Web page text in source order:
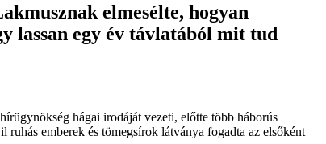
elmesélte, hogyan
lassan egy év távlatából mit tud
hágai irodáját vezeti, előtte több háborús
emberek és tömegsírok látványa fogadta az elsőként